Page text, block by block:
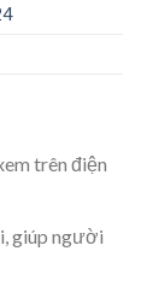
trên điện
giúp người